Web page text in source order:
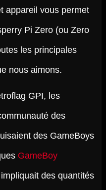
appareil vous permet
Pi Zero (ou Zero
les principales
nous aimons.
GPI, les
des
des GameBoys
GameBoy
des quantités